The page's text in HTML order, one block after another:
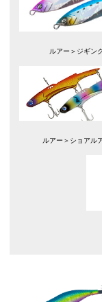
ルアー＞ジギン
ルアー＞ショアル